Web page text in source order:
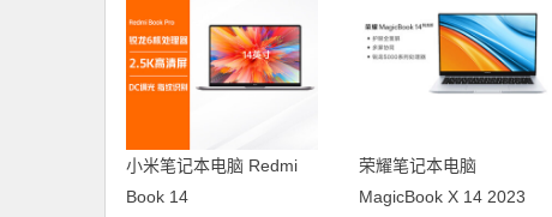
小米笔记本电脑 Redmi
Book 14
荣耀笔记本电脑
MagicBook X 14 2023